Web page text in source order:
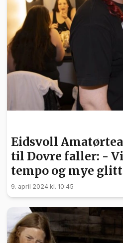
Eidsvoll
til Dovre faller: -
tempo og mye
9. april 2024 kl. 10:45